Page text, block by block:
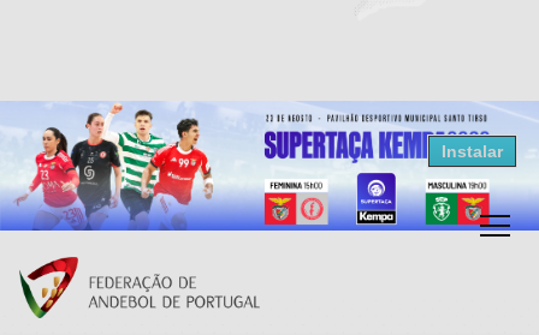
Resultados Andebol
Federação de Andebol de Portugal
Grátis - Disponivel na Play Store
Instalar